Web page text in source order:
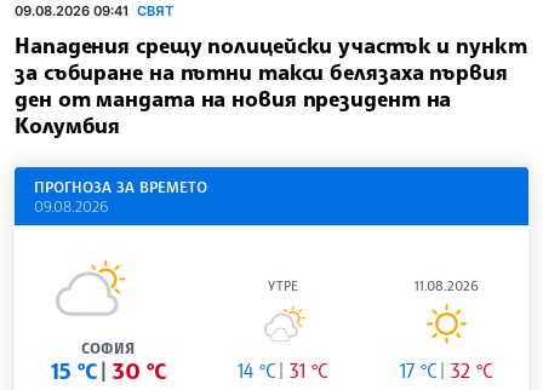
09.08.2026 09:41 СВЯТ
Нападения срещу полицейски участък и пункт
за събиране на пътни такси белязаха първия
ден от мандата на новия президент на
Колумбия
ПРОГНОЗА ЗА ВРЕМЕТО
09.08.2026
СОФИЯ
15 °C 30 °C
УТРЕ
14 °C 31 °C
11.08.2026
17 °C 32 °C